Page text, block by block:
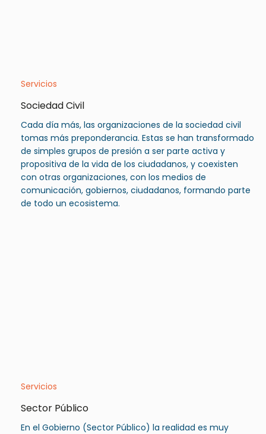
Servicios
Sociedad Civil
Cada día más, las organizaciones de la sociedad civil
tomas más preponderancia. Estas se han transformado
de simples grupos de presión a ser parte activa y
propositiva de la vida de los ciudadanos, y coexisten
con otras organizaciones, con los medios de
comunicación, gobiernos, ciudadanos, formando parte
de todo un ecosistema.
Servicios
Sector Público
En el Gobierno (Sector Público) la realidad es muy